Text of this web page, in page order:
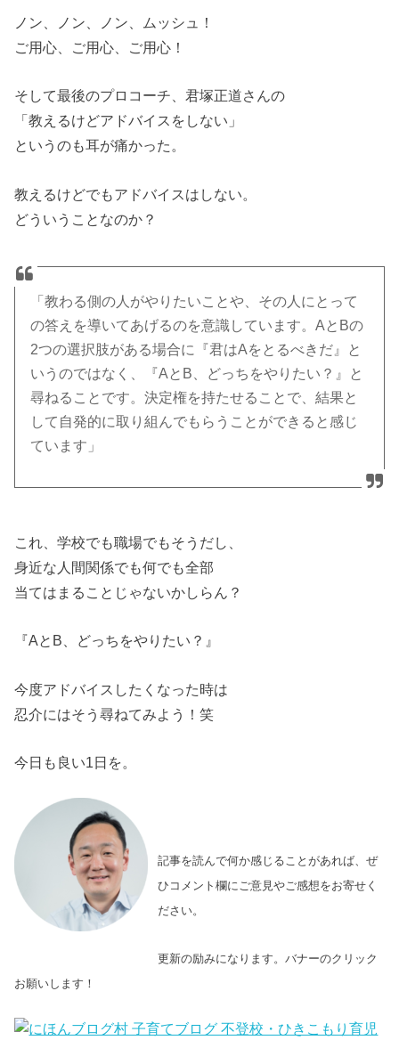
ノン、ノン、ノン、ムッシュ！
ご用心、ご用心、ご用心！
そして最後のプロコーチ、君塚正道さんの
「教えるけどアドバイスをしない」
というのも耳が痛かった。
教えるけどでもアドバイスはしない。
どういうことなのか？
「教わる側の人がやりたいことや、その人にとって
の答えを導いてあげるのを意識しています。AとBの
2つの選択肢がある場合に『君はAをとるべきだ』と
いうのではなく、『AとB、どっちをやりたい？』と
尋ねることです。決定権を持たせることで、結果と
して自発的に取り組んでもらうことができると感じ
ています」
これ、学校でも職場でもそうだし、
身近な人間関係でも何でも全部
当てはまることじゃないかしらん？
『AとB、どっちをやりたい？』
今度アドバイスしたくなった時は
忍介にはそう尋ねてみよう！笑
今日も良い1日を。
記事を読んで何か感じることがあれば、ぜ
ひコメント欄にご意見やご感想をお寄せく
ださい。
更新の励みになります。バナーのクリック
お願いします！